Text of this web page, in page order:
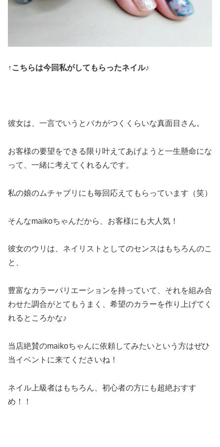
↑こちらは今回私がしてもらったネイル♪
彼女は、一言でいうとバカがつくくらいな真面目さん。
お客様の要望をできる限り叶えてあげようと一生懸命にな
って、一緒に考えてくれるんです。
私の娘のムチャブリにも毎回応えてもらっています（笑）
そんなmaikoちゃんだから、お客様にも大人気！
彼女のウリは、ネイリストとしてのセンスはもちろんのこ
と、
豊富なカラーバリエーションを持っていて、それを組み合
わせた調合がとてもうまく、希望のカラーを作り上げてく
れるところかな♪
当店絶賛のmaikoちゃんに依頼してみたいという方はぜひ
当イベントに来てくださいね！
ネイル上級者はもちろん、初心者の方にも超絶おすす
め！！